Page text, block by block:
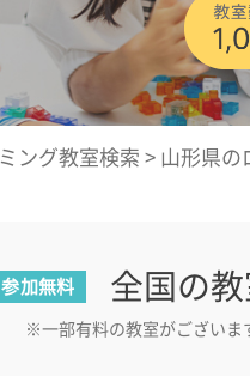
ング教室検索 > 山形県の
参加無料 全国の
※一部有料の教室がございま